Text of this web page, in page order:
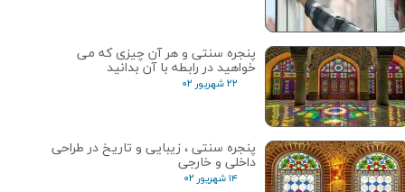
پنجره سنتی و هر آن چیزی که می
خواهید در رابطه با آن بدانید
۲۲ شهریور ۰۲
پنجره‌ سنتی ، زیبایی و تاریخ در طراحی
داخلی و خارجی
۱۴ شهریور ۰۲